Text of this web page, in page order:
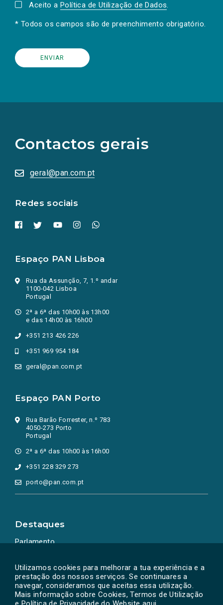
Utilizamos cookies para melhorar a tua experiência e a
prestação dos nossos serviços. Se continuares a
navegar, consideramos que aceitas essa utilização.
Mais informação sobre Cookies, Termos de Utilização
Aceito a Política de Utilização de Dados.
* Todos os campos são de preenchimento obrigatório.
Contactos gerais
geral@pan.com.pt
Redes sociais
redes
sociais
numa
nova
Espaço PAN Lisboa
Rua da Assunção, 7, 1.º andar
1100-042 Lisboa
Portugal
2ª a 6ª das 10h00 às 13h00
e das 14h00 às 16h00
+351 213 426 226
+351 969 954 184
geral@pan.com.pt
Espaço PAN Porto
Rua Barão Forrester, n.º 783
4050-273 Porto
Portugal
2ª a 6ª das 10h00 às 16h00
+351 228 329 273
porto@pan.com.pt
Destaques
Parlamento